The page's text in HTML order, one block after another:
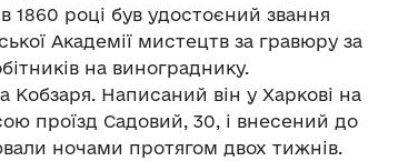
році був удостоєний звання
Академії мистецтв за гравюру за
на винограднику.
Написаний він у Харкові на
проїзд Садовий, 30, і внесений до
ночами протягом двох тижнів.